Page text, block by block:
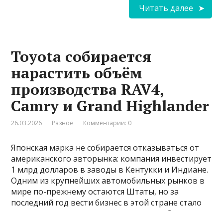
Читать далее
Toyota собирается
нарастить объём
производства RAV4,
Camry и Grand Highlander
26.03.2026 Разное Комментарии: 0
Японская марка не собирается отказываться от
американского авторынка: компания инвестирует
1 млрд долларов в заводы в Кентукки и Индиане.
Одним из крупнейших автомобильных рынков в
мире по-прежнему остаются Штаты, но за
последний год вести бизнес в этой стране стало